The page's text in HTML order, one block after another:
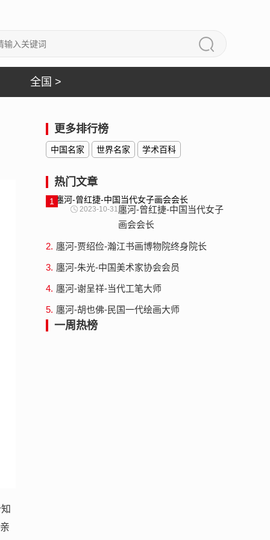
全国 >
更多排行榜
中国名家 世界名家 学术百科
热门文章
1
廛河-曾红捷-中国当代女子
画会会长
2023-10-31
2. 廛河-贾绍俭-瀚江书画博物院终身院长
3. 廛河-朱光-中国美术家协会会员
4. 廛河-谢呈祥-当代工笔大师
5. 廛河-胡也佛-民国一代绘画大师
一周热榜